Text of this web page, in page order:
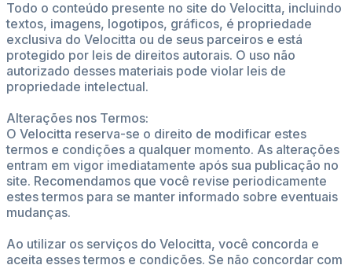
Todo o conteúdo presente no site do Velocitta, incluindo
textos, imagens, logotipos, gráficos, é propriedade
exclusiva do Velocitta ou de seus parceiros e está
protegido por leis de direitos autorais. O uso não
autorizado desses materiais pode violar leis de
propriedade intelectual.
Alterações nos Termos:
O Velocitta reserva-se o direito de modificar estes
termos e condições a qualquer momento. As alterações
entram em vigor imediatamente após sua publicação no
site. Recomendamos que você revise periodicamente
estes termos para se manter informado sobre eventuais
mudanças.
Ao utilizar os serviços do Velocitta, você concorda e
aceita esses termos e condições. Se não concordar com